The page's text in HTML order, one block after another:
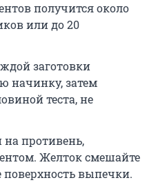
получится около
или до 20
заготовки
начинку, затем
теста, не
противень,
Желток смешайте
выпечки.